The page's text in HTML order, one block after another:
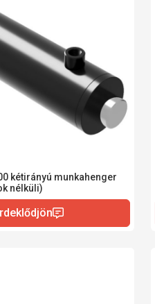
kétirányú munkahenger
nélküli)